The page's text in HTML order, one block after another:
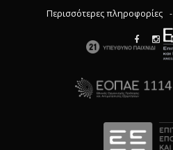
Περισσότερες πληροφορίες
-